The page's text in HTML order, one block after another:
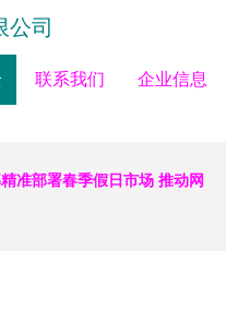
公司
联系我们 企业信息
准部署春季假日市场 推动网